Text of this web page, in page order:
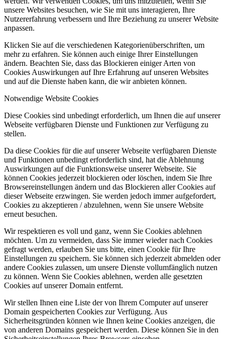
unsere Websites besuchen, wie Sie mit uns interagieren, Ihre
Nutzererfahrung verbessern und Ihre Beziehung zu unserer Website
anpassen.
Klicken Sie auf die verschiedenen Kategorienüberschriften, um
mehr zu erfahren. Sie können auch einige Ihrer Einstellungen
ändern. Beachten Sie, dass das Blockieren einiger Arten von
Cookies Auswirkungen auf Ihre Erfahrung auf unseren Websites
und auf die Dienste haben kann, die wir anbieten können.
Notwendige Website Cookies
Diese Cookies sind unbedingt erforderlich, um Ihnen die auf unserer
Webseite verfügbaren Dienste und Funktionen zur Verfügung zu
stellen.
Da diese Cookies für die auf unserer Webseite verfügbaren Dienste
und Funktionen unbedingt erforderlich sind, hat die Ablehnung
Auswirkungen auf die Funktionsweise unserer Webseite. Sie
können Cookies jederzeit blockieren oder löschen, indem Sie Ihre
Browsereinstellungen ändern und das Blockieren aller Cookies auf
dieser Webseite erzwingen. Sie werden jedoch immer aufgefordert,
Cookies zu akzeptieren / abzulehnen, wenn Sie unsere Website
erneut besuchen.
Wir respektieren es voll und ganz, wenn Sie Cookies ablehnen
möchten. Um zu vermeiden, dass Sie immer wieder nach Cookies
gefragt werden, erlauben Sie uns bitte, einen Cookie für Ihre
Einstellungen zu speichern. Sie können sich jederzeit abmelden oder
andere Cookies zulassen, um unsere Dienste vollumfänglich nutzen
zu können. Wenn Sie Cookies ablehnen, werden alle gesetzten
Cookies auf unserer Domain entfernt.
Wir stellen Ihnen eine Liste der von Ihrem Computer auf unserer
Domain gespeicherten Cookies zur Verfügung. Aus
Sicherheitsgründen können wie Ihnen keine Cookies anzeigen, die
von anderen Domains gespeichert werden. Diese können Sie in den